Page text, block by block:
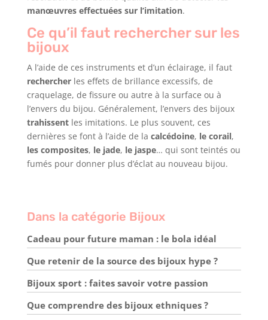
manœuvres effectuées sur l’imitation.
Ce qu’il faut rechercher sur les
bijoux
A l’aide de ces instruments et d’un éclairage, il faut
rechercherles effets de brillance excessifs, de
craquelage, de fissure ou autre à la surface ou à
l’envers du bijou. Généralement, l’envers des bijoux
trahissentles imitations. Le plus souvent, ces
dernières se font à l’aide de la calcédoine, le corail,
les composites, le jade, le jaspe… qui sont teintés ou
fumés pour donner plus d’éclat au nouveau bijou.
Dans la catégorie Bijoux
Cadeau pour future maman : le bola idéal
Que retenir de la source des bijoux hype ?
Bijoux sport : faites savoir votre passion
Que comprendre des bijoux ethniques ?